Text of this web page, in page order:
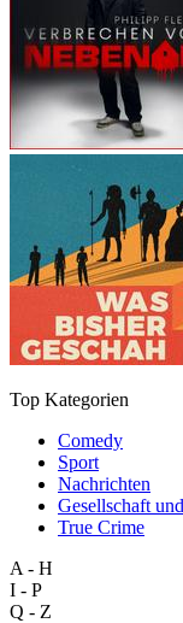
Top Kategorien
Comedy
Sport
Nachrichten
Gesellschaft
True Crime
A - H
I - P
Q - Z